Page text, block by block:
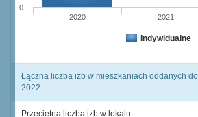
Indywidualne
2020 2021
0
Łączna liczba izb w mieszkaniach oddanych
2022
Przeciętna liczba izb w lokalu